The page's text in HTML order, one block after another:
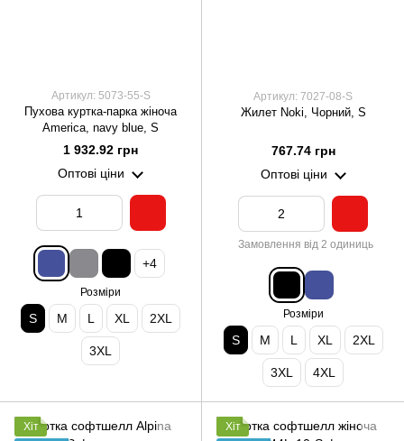
Артикул: 5073-55-S
Пухова куртка-парка жіноча
America, navy blue, S
1 932.92 грн
Оптові ціни
+4
Розміри
S M L XL 2XL
3XL
Артикул: 7027-08-S
Жилет Noki, Чорний, S
767.74 грн
Оптові ціни
Замовлення від 2 одиниць
Розміри
S M L XL 2XL
3XL 4XL
Хіт
Хіт